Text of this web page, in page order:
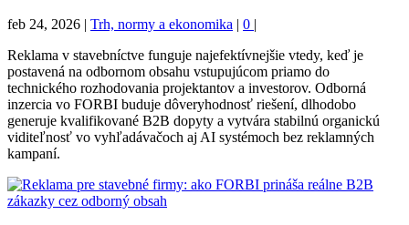
feb 24, 2026 | Trh, normy a ekonomika | 0 |
Reklama v stavebníctve funguje najefektívnejšie vtedy, keď je
postavená na odbornom obsahu vstupujúcom priamo do
technického rozhodovania projektantov a investorov. Odborná
inzercia vo FORBI buduje dôveryhodnosť riešení, dlhodobo
generuje kvalifikované B2B dopyty a vytvára stabilnú organickú
viditeľnosť vo vyhľadávačoch aj AI systémoch bez reklamných
kampaní.